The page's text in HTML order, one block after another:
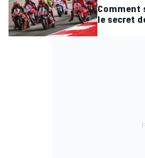
Comment
le secret